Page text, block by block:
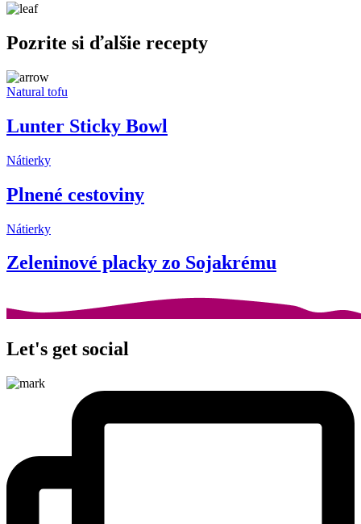
Pozrite si ďalšie recepty
Natural tofu
Lunter Sticky Bowl
Nátierky
Plnené cestoviny
Nátierky
Zeleninové placky zo Sojakrému
Let's get social